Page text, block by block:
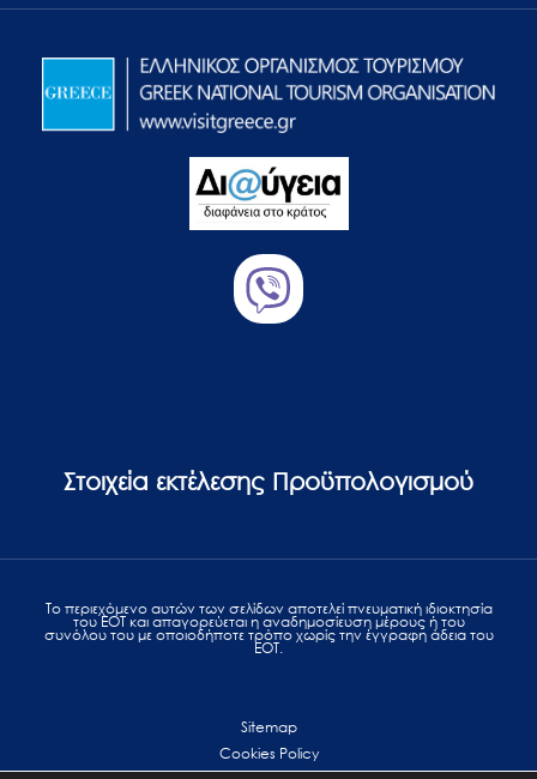
Στοιχεία εκτέλεσης Προϋπολογισμού
Το περιεχόμενο αυτών των σελίδων αποτελεί πvευματική ιδιοκτησία
του ΕΟΤ και απαγορεύεται η αναδημοσίευση μέρους ή του
συνόλου του με οποιοδήποτε τρόπο χωρίς την έγγραφη άδεια του
ΕΟΤ.
Sitemap
Cookies Policy